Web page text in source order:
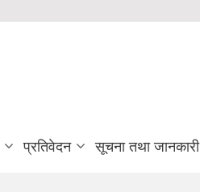
प्रतिवेदन सूचना तथा जानकारी